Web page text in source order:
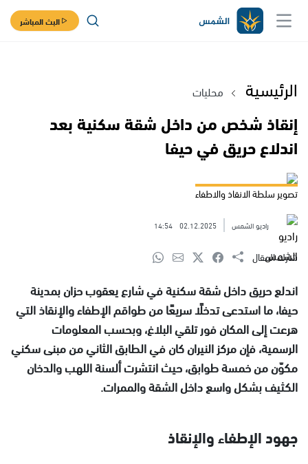
البث المباشر
الرئيسية محليات
إنقاذ شخص من داخل شقة سكنية بعد
اندلاع حريق في حيفا
تصوير سلطة الانقاذ والاطفاء
راديو الشمس 02.12.2025
14:54
شارك المقال
اندلع حريق داخل شقة سكنية في شارع يعقوب حزان بمدينة
حيفا، ما استدعى تدخلًا سريعًا من طواقم الإطفاء والإنقاذ التي
هرعت إلى المكان فور تلقي البلاغ، وبحسب المعلومات
الرسمية، فإن مركز النيران كان في الطابق الثاني من مبنى سكني
مكوّن من خمسة طوابق، حيث انتشرت ألسنة اللهب والدخان
الكثيف بشكل واسع داخل الشقة والممرات.
جهود الإطفاء والإنقاذ